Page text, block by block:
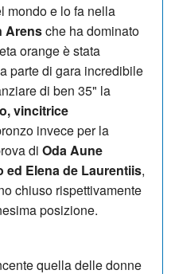
mondo e lo fa nella
Arensche ha dominato
orange è stata
parte di gara incredibile
di ben 35" la
vincitrice
invece per la
di Oda Aune
ed Elena de Laurentiis,
chiuso rispettivamente
posizione.
quella delle donne